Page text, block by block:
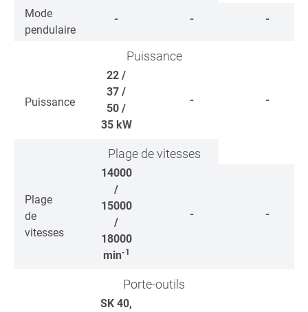
Mode
pendulaire
- - -
Puissance
Puissance
22 /
37 /
50 /
35 kW
- -
Plage de vitesses
Plage
de
vitesses
14000
/
15000
/
18000
min-1
- -
Porte-outils
SK 40,